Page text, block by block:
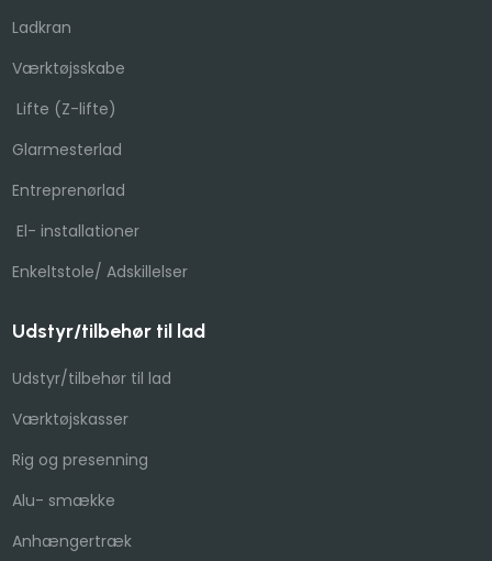
Ladkran
Værktøjsskabe
Lifte (Z-lifte)​
Glarmesterlad
Entreprenørlad
El- installationer
Enkeltstole/ Adskillelser​
Udstyr/tilbehør til lad
Udstyr/tilbehør til lad
Værktøjskasser
​Rig og presenning​
Alu- smække
Anhængertræk